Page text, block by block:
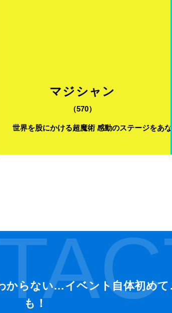
マジシャン
（570）
世界を股にかける超魔術 感動のステージをあ
からない…イベント自体初め
も！